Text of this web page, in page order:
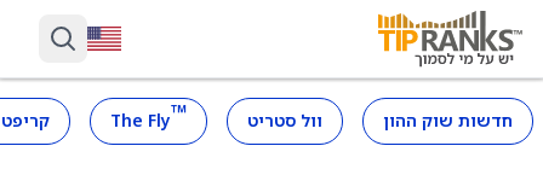
חדשות שוק ההון וול סטריט ™
The Fly